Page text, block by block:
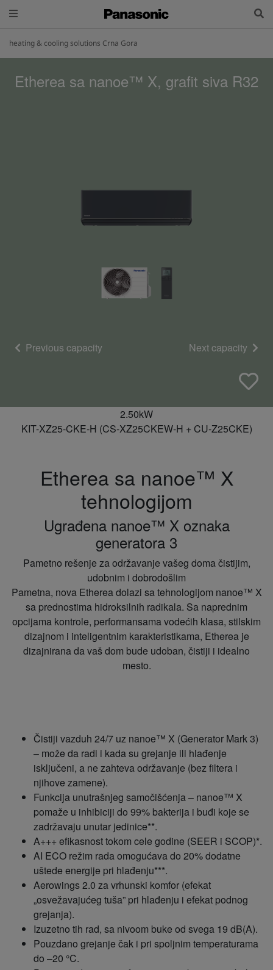
heating & cooling solutions Crna Gora
Etherea sa nanoe™ X, grafit siva R32
Previous capacity Next capacity
2.50kW
KIT-XZ25-CKE-H (CS-XZ25CKEW-H + CU-Z25CKE)
Etherea sa nanoe™ X
tehnologijom
Ugrađena nanoe™ X oznaka
generatora 3
Pametno rešenje za održavanje vašeg doma čistijim,
udobnim i dobrodošlim
Pametna, nova Etherea dolazi sa tehnologijom nanoe™ X
sa prednostima hidroksilnih radikala. Sa naprednim
opcijama kontrole, performansama vodećih klasa, stilskim
dizajnom i inteligentnim karakteristikama, Etherea je
dizajnirana da vaš dom bude udoban, čistiji i idealno
mesto.
Čistiji vazduh 24/7 uz nanoe™ X (Generator Mark 3)
– može da radi i kada su grejanje ili hlađenje
isključeni, a ne zahteva održavanje (bez filtera i
njihove zamene).
Funkcija unutrašnjeg samočišćenja – nanoe™ X
pomaže u inhibiciji do 99% bakterija i buđi koje se
zadržavaju unutar jedinice**.
A+++ efikasnost tokom cele godine (SEER i SCOP)*.
AI ECO režim rada omogućava do 20% dodatne
uštede energije pri hlađenju***.
Aerowings 2.0 za vrhunski komfor (efekat
„osvežavajućeg tuša” pri hlađenju i efekat podnog
grejanja).
Izuzetno tih rad, sa nivoom buke od svega 19 dB(A).
Pouzdano grejanje čak i pri spoljnim temperaturama
do –20 °C.